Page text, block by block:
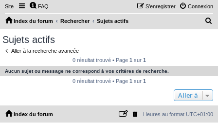
Site FAQ Connexion
S’enregistrer
Index du forum Rechercher Sujets actifs
e
c
e
Sujets actifs
Aller à la recherche avancée
0 résultat trouvé • Page 1 sur 1
Aucun sujet ou message ne correspond à vos critères de recherche.
0 résultat trouvé • Page 1 sur 1
Aller à
Index du forum Heures au format UTC+01:00